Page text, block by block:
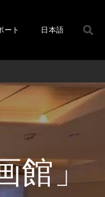
ート 日本語
館」